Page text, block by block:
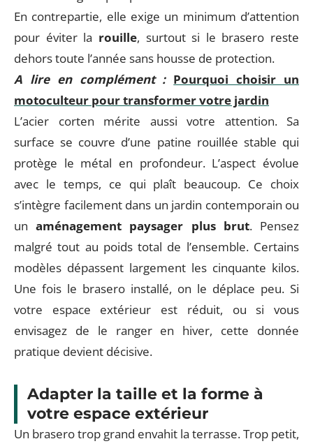
En contrepartie, elle exige un minimum d’attention
pour éviter la rouille, surtout si le brasero reste
dehors toute l’année sans housse de protection.
A lire en complément : Pourquoi choisir un
motoculteur pour transformer votre jardin
L’acier corten mérite aussi votre attention. Sa
surface se couvre d’une patine rouillée stable qui
protège le métal en profondeur. L’aspect évolue
avec le temps, ce qui plaît beaucoup. Ce choix
s’intègre facilement dans un jardin contemporain ou
unaménagement paysager plus brut. Pensez
malgré tout au poids total de l’ensemble. Certains
modèles dépassent largement les cinquante kilos.
Une fois le brasero installé, on le déplace peu. Si
votre espace extérieur est réduit, ou si vous
envisagez de le ranger en hiver, cette donnée
pratique devient décisive.
Adapter la taille et la forme à
votre espace extérieur
Un brasero trop grand envahit la terrasse. Trop petit,